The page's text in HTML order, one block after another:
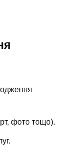
фото тощо).